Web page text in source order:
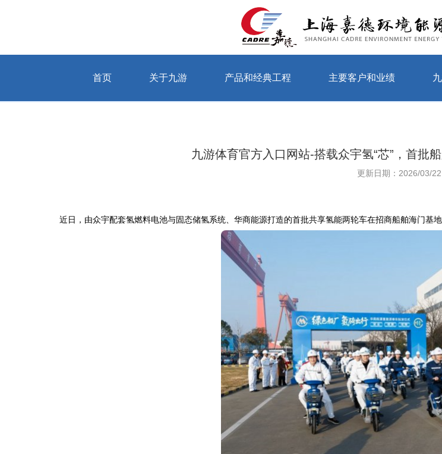
首页 关于九游 产品和经典工程 主要客户和业绩
当前位置：首页 > 关于九游 > 公司动态
九游体育官方入口网站-搭载众宇氢“芯”，首批
更新日期：2026/03/22
近日，由众宇配套氢燃料电池与固态储氢系统、华商能源打造的首批共享氢能两轮车在招商船舶海门基